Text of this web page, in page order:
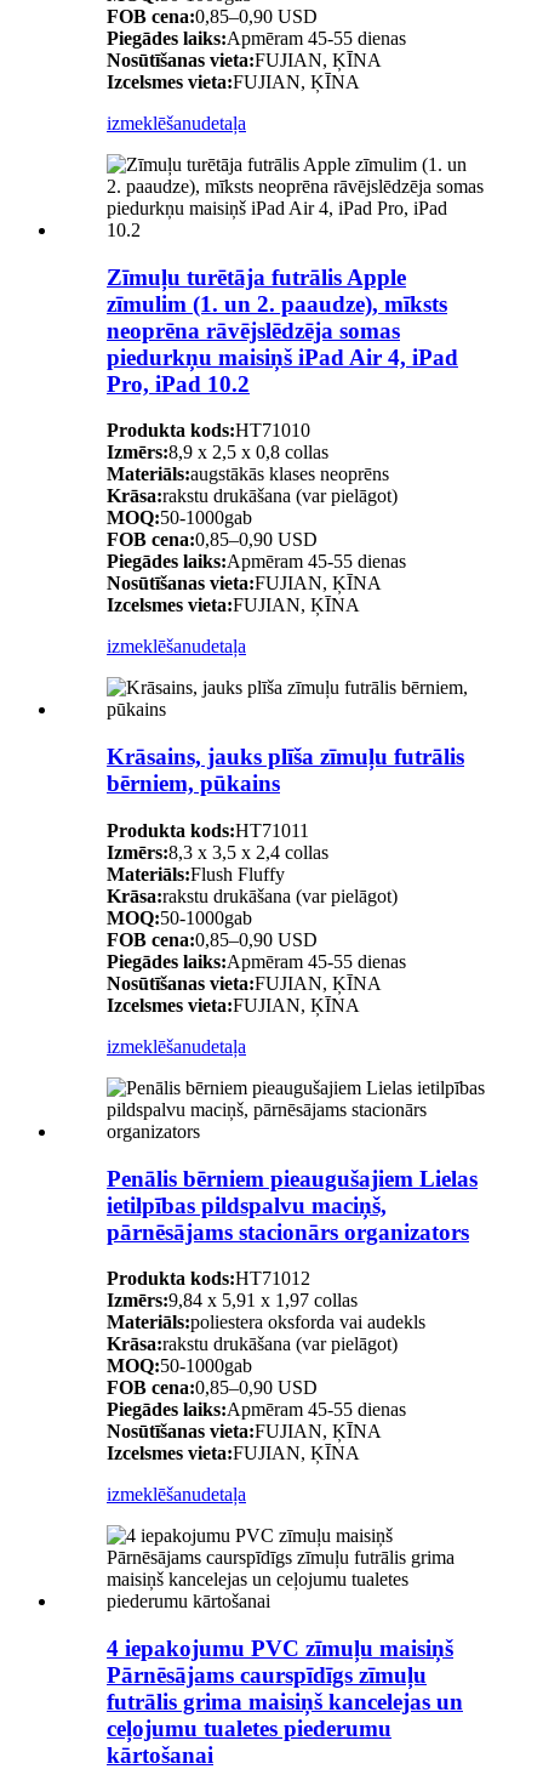
FOB cena:0,85–0,90 USD
Piegādes laiks:Apmēram 45-55 dienas
Nosūtīšanas vieta:FUJIAN, ĶĪNA
Izcelsmes vieta:FUJIAN, ĶĪNA
izmeklēšanudetaļa
Zīmuļu turētāja futrālis Apple
zīmulim (1. un 2. paaudze), mīksts
neoprēna rāvējslēdzēja somas
piedurkņu maisiņš iPad Air 4, iPad
Pro, iPad 10.2
Produkta kods:HT71010
Izmērs:8,9 x 2,5 x 0,8 collas
Materiāls:augstākās klases neoprēns
Krāsa:rakstu drukāšana (var pielāgot)
MOQ:50-1000gab
FOB cena:0,85–0,90 USD
Piegādes laiks:Apmēram 45-55 dienas
Nosūtīšanas vieta:FUJIAN, ĶĪNA
Izcelsmes vieta:FUJIAN, ĶĪNA
izmeklēšanudetaļa
Krāsains, jauks plīša zīmuļu futrālis
bērniem, pūkains
Produkta kods:HT71011
Izmērs:8,3 x 3,5 x 2,4 collas
Materiāls:Flush Fluffy
Krāsa:rakstu drukāšana (var pielāgot)
MOQ:50-1000gab
FOB cena:0,85–0,90 USD
Piegādes laiks:Apmēram 45-55 dienas
Nosūtīšanas vieta:FUJIAN, ĶĪNA
Izcelsmes vieta:FUJIAN, ĶĪNA
izmeklēšanudetaļa
Penālis bērniem pieaugušajiem Lielas
ietilpības pildspalvu maciņš,
pārnēsājams stacionārs organizators
Produkta kods:HT71012
Izmērs:9,84 x 5,91 x 1,97 collas
Materiāls:poliestera oksforda vai audekls
Krāsa:rakstu drukāšana (var pielāgot)
MOQ:50-1000gab
FOB cena:0,85–0,90 USD
Piegādes laiks:Apmēram 45-55 dienas
Nosūtīšanas vieta:FUJIAN, ĶĪNA
Izcelsmes vieta:FUJIAN, ĶĪNA
izmeklēšanudetaļa
4 iepakojumu PVC zīmuļu maisiņš
Pārnēsājams caurspīdīgs zīmuļu
futrālis grima maisiņš kancelejas un
ceļojumu tualetes piederumu
kārtošanai